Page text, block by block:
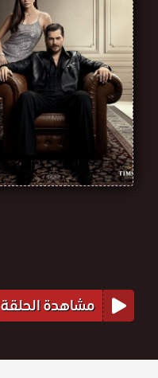
مشاهدة الحلقة